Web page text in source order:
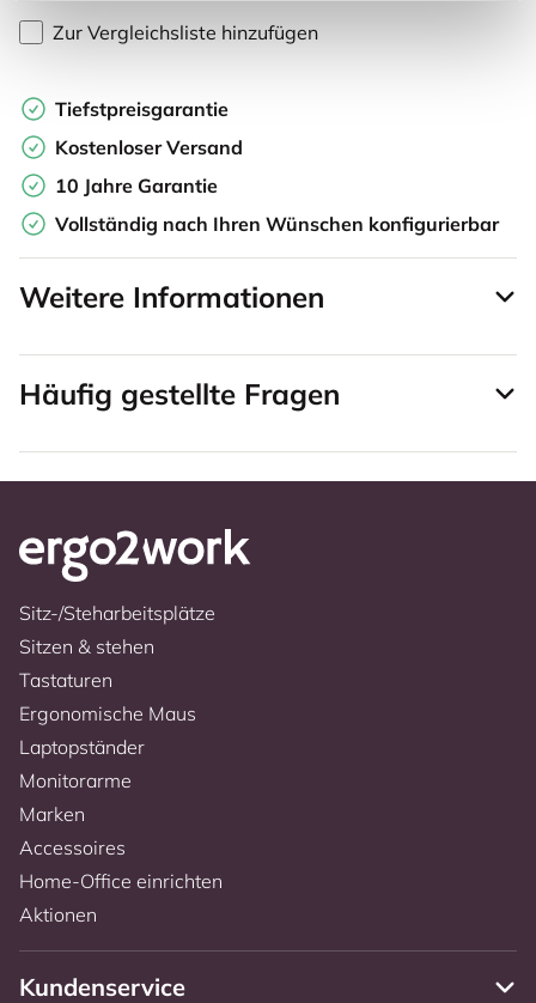
Zur Vergleichsliste hinzufügen
Tiefstpreisgarantie
Kostenloser Versand
10 Jahre Garantie
Vollständig nach Ihren Wünschen konfigurierbar
Weitere Informationen
Häufig gestellte Fragen
Sitz-/Steharbeitsplätze
Sitzen & stehen
Tastaturen
Ergonomische Maus
Laptopständer
Monitorarme
Marken
Accessoires
Home-Office einrichten
Aktionen
Kundenservice